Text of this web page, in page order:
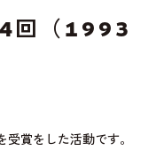
回（1993
賞をした活動です。